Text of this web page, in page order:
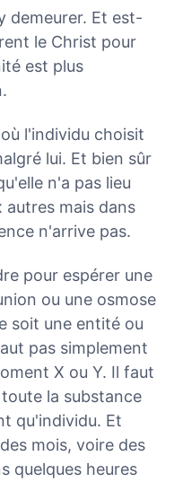
demeurer. Et est-
le Christ pour
est plus
l'individu choisit
lui. Et bien sûr
n'a pas lieu
autres mais dans
n'arrive pas.
pour espérer une
ou une osmose
soit une entité ou
pas simplement
X ou Y. Il faut
la substance
qu'individu. Et
mois, voire des
quelques heures